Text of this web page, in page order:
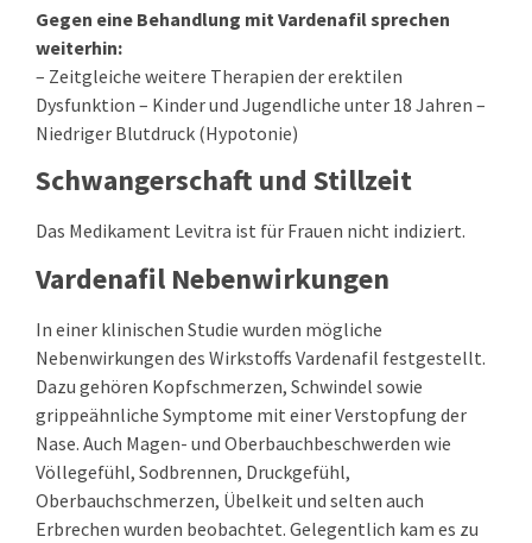
Gegen eine Behandlung mit Vardenafil sprechen
weiterhin:
– Zeitgleiche weitere Therapien der erektilen
Dysfunktion – Kinder und Jugendliche unter 18 Jahren –
Niedriger Blutdruck (Hypotonie)
Schwangerschaft und Stillzeit
Das Medikament Levitra ist für Frauen nicht indiziert.
Vardenafil Nebenwirkungen
In einer klinischen Studie wurden mögliche
Nebenwirkungen des Wirkstoffs Vardenafil festgestellt.
Dazu gehören Kopfschmerzen, Schwindel sowie
grippeähnliche Symptome mit einer Verstopfung der
Nase. Auch Magen- und Oberbauchbeschwerden wie
Völlegefühl, Sodbrennen, Druckgefühl,
Oberbauchschmerzen, Übelkeit und selten auch
Erbrechen wurden beobachtet. Gelegentlich kam es zu